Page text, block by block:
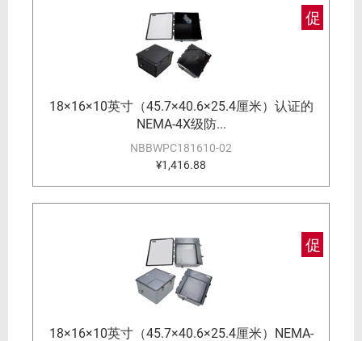
促
18×16×10英寸（45.7×40.6×25.4厘米）认证的
NEMA-4X级防...
NBBWPC181610-02
¥1,416.88
促
18×16×10英寸（45.7×40.6×25.4厘米）NEMA-